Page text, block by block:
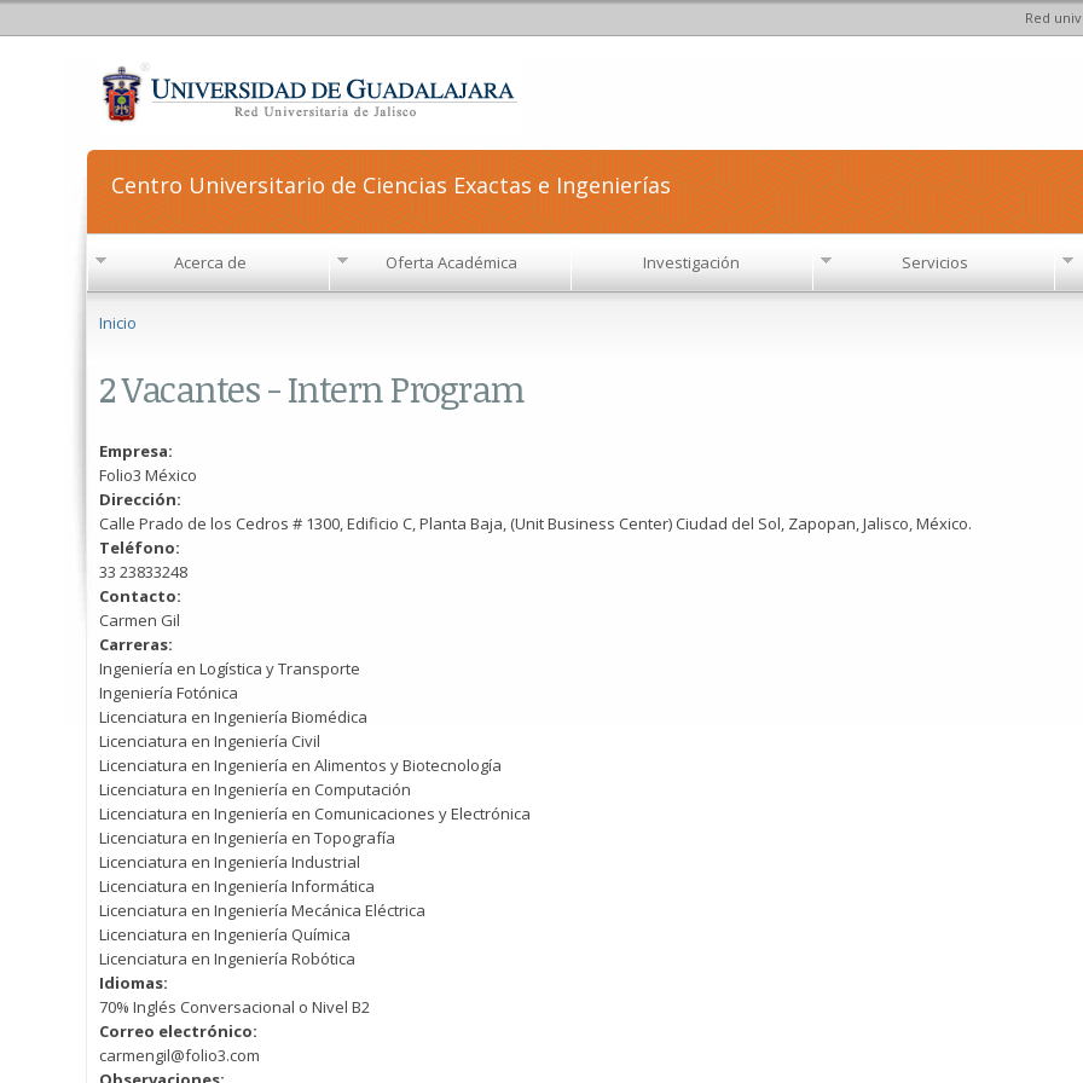
Red
Centro Universitario de Ciencias Exactas e Ingenierías
Acerca de Oferta Académica Investigación Servicios
Inicio
2 Vacantes - Intern Program
Empresa:
Folio3 México
Dirección:
Calle Prado de los Cedros # 1300, Edificio C, Planta Baja, (Unit Business Center) Ciudad del Sol, Zapopan, Jalisco, México.
Teléfono:
33 23833248
Contacto:
Carmen Gil
Carreras:
Ingeniería en Logística y Transporte
Ingeniería Fotónica
Licenciatura en Ingeniería Biomédica
Licenciatura en Ingeniería Civil
Licenciatura en Ingeniería en Alimentos y Biotecnología
Licenciatura en Ingeniería en Computación
Licenciatura en Ingeniería en Comunicaciones y Electrónica
Licenciatura en Ingeniería en Topografía
Licenciatura en Ingeniería Industrial
Licenciatura en Ingeniería Informática
Licenciatura en Ingeniería Mecánica Eléctrica
Licenciatura en Ingeniería Química
Licenciatura en Ingeniería Robótica
Idiomas:
70% Inglés Conversacional o Nivel B2
Correo electrónico:
carmengil@folio3.com